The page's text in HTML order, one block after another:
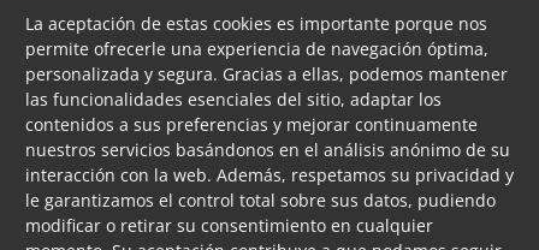
Buscador de farmacias
Bolsa de empleo
Formación contínua
Publicaciones y documentos
de interés
Ventanilla única
Canal ético
Servicios colegiales
COFM Servicios 31
La aceptación de estas cookies es importante porque nos
permite ofrecerle una experiencia de navegación óptima,
personalizada y segura. Gracias a ellas, podemos mantener
las funcionalidades esenciales del sitio, adaptar los
contenidos a sus preferencias y mejorar continuamente
nuestros servicios basándonos en el análisis anónimo de su
interacción con la web. Además, respetamos su privacidad y
le garantizamos el control total sobre sus datos, pudiendo
modificar o retirar su consentimiento en cualquier